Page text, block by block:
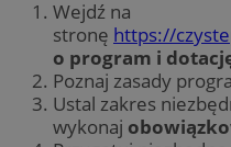
Wejdź na
stronę https://
o program i
Poznaj zasady
Ustal zakres
wykonaj